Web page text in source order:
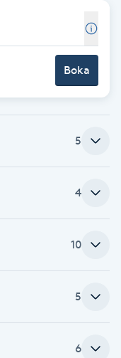
Boka
5
4
10
5
6